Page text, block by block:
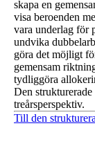
skapa en
visa beroenden
vara underlag för
undvika
göra det möjligt
gemensam
tydliggöra
Den
treårsperspektiv.
Till den